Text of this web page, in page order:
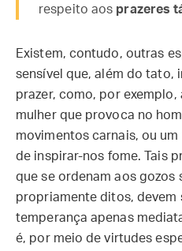
respeito aos prazeres
Existem, contudo, outras
sensível que, além do tato,
prazer, como, por exemplo,
mulher que provoca no
movimentos carnais, ou
de inspirar-nos fome. Tais
que se ordenam aos gozos
propriamente ditos, devem
temperança apenas
é, por meio de virtudes